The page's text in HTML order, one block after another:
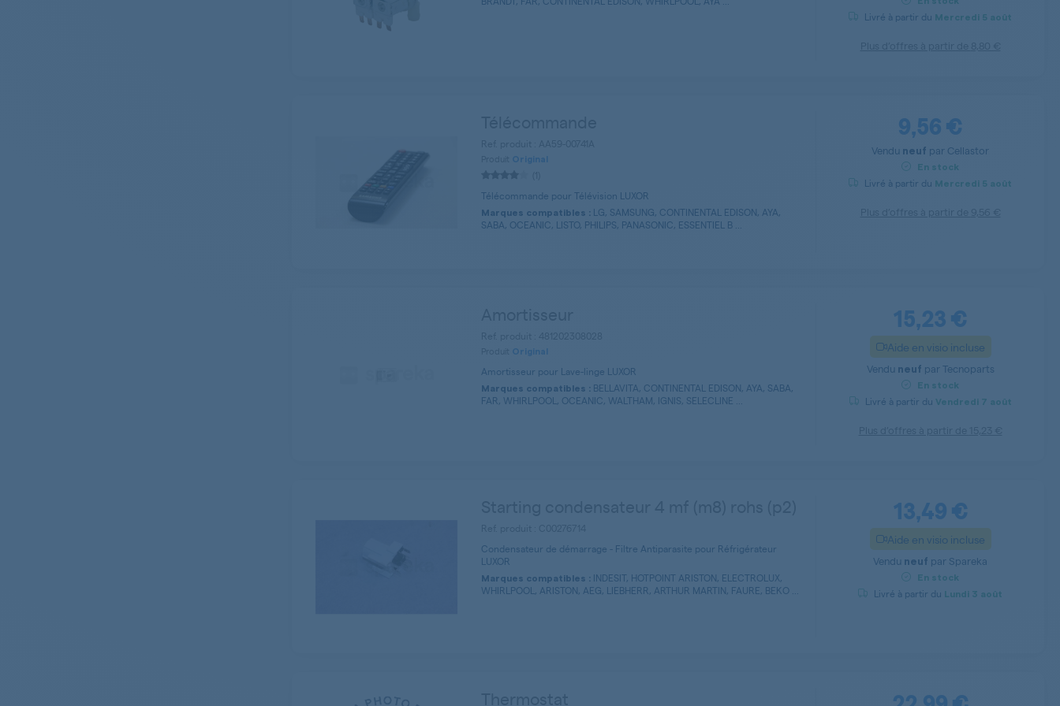
Livré à partir du Mercredi 5 août
Original
Télécommande pour Télévision LUXOR
Marques compatibles : LG, SAMSUNG, CONTINENTAL EDISON, AYA,
SABA, OCEANIC, LISTO, PHILIPS, PANASONIC, ESSENTIEL B ...
9,56 €
Vendu neuf par Cellastor
En stock
Livré à partir du Mercredi 5 août
Original
Amortisseur pour Lave-linge LUXOR
Marques compatibles : BELLAVITA, CONTINENTAL EDISON, AYA, SABA,
FAR, WHIRLPOOL, OCEANIC, WALTHAM, IGNIS, SELECLINE ...
15,23 €
Aide en visio incluse
Vendu neuf parTecnoparts
En stock
Livré à partir du Vendredi 7 août
Condensateur de démarrage - Filtre Antiparasite pour Réfrigérateur
LUXOR
Marques compatibles : INDESIT, HOTPOINT ARISTON, ELECTROLUX,
WHIRLPOOL, ARISTON, AEG, LIEBHERR, ARTHUR MARTIN, FAURE, BEKO ...
13,49 €
Aide en visio incluse
Vendu neuf par Spareka
En stock
Livré à partir du Lundi 3 août